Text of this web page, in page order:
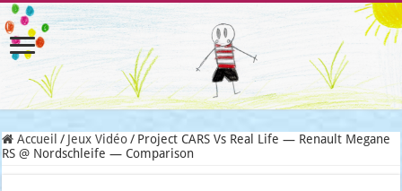
Accueil / Jeux Vidéo / Project CARS Vs Real Life — Renault Megane
RS @ Nordschleife — Comparison